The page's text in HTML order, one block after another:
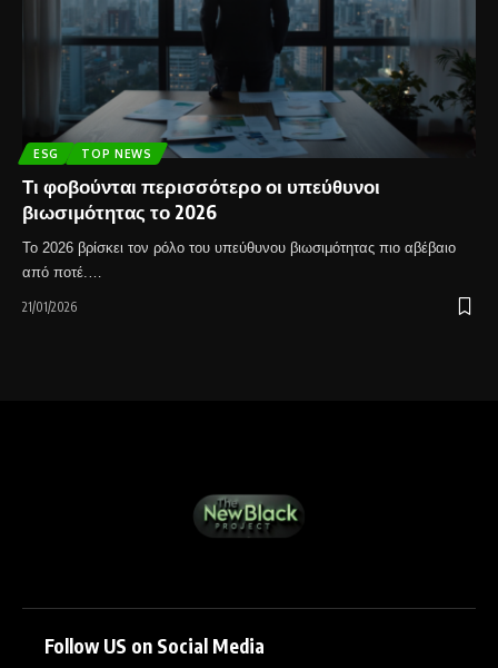
ESG TOP NEWS
Τι φοβούνται περισσότερο οι υπεύθυνοι
βιωσιμότητας το 2026
Το 2026 βρίσκει τον ρόλο του υπεύθυνου βιωσιμότητας πιο αβέβαιο
από ποτέ.…
21/01/2026
Follow US on Social Media